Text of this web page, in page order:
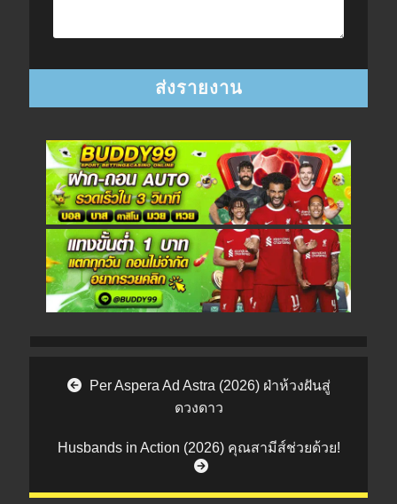
Post navigation
Per Aspera Ad Astra (2026) ฝ่าห้วงฝันสู่
ดวงดาว
Husbands in Action (2026) คุณสามีส์ช่วยด้วย!